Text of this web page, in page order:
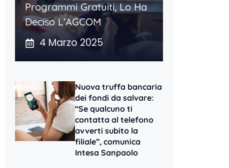
Programmi Gratuiti, Lo Ha
Deciso L’AGCOM
4 Marzo 2025
Nuova truffa bancaria
dei fondi da salvare:
“Se qualcuno ti
contatta al telefono
avverti subito la
filiale”, comunica
Intesa Sanpaolo